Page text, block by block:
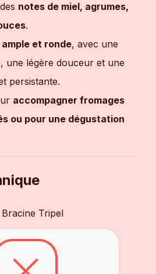
notes de miel, agrumes,
.
ample et ronde, avec une
une légère douceur et une
persistante.
accompagner fromages
ou pour une dégustation
Bracine Tripel
forte)
profonde